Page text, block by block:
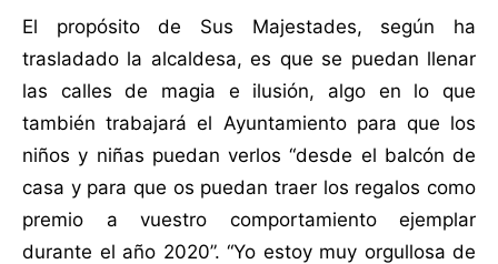
El propósito de Sus Majestades, según ha
trasladado la alcaldesa, es que se puedan llenar
las calles de magia e ilusión, algo en lo que
también trabajará el Ayuntamiento para que los
niños y niñas puedan verlos “desde el balcón de
casa y para que os puedan traer los regalos como
premio a vuestro comportamiento ejemplar
durante el año 2020”. “Yo estoy muy orgullosa de